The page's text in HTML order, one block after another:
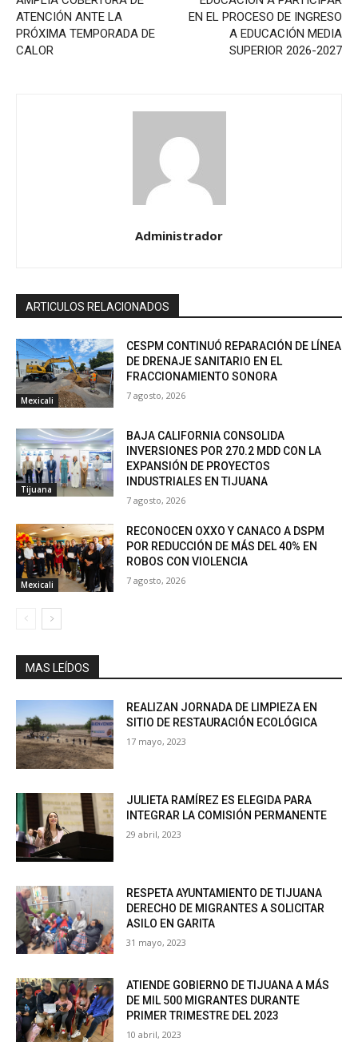
ATENCIÓN ANTE LA
PRÓXIMA TEMPORADA DE
CALOR
EN EL PROCESO DE INGRESO
A EDUCACIÓN MEDIA
SUPERIOR 2026-2027
Administrador
ARTICULOS RELACIONADOS
Mexicali
CESPM CONTINUÓ REPARACIÓN DE LÍNEA
DE DRENAJE SANITARIO EN EL
FRACCIONAMIENTO SONORA
7 agosto, 2026
Tijuana
BAJA CALIFORNIA CONSOLIDA
INVERSIONES POR 270.2 MDD CON LA
EXPANSIÓN DE PROYECTOS
INDUSTRIALES EN TIJUANA
7 agosto, 2026
Mexicali
RECONOCEN OXXO Y CANACO A DSPM
POR REDUCCIÓN DE MÁS DEL 40% EN
ROBOS CON VIOLENCIA
7 agosto, 2026
MAS LEÍDOS
REALIZAN JORNADA DE LIMPIEZA EN
SITIO DE RESTAURACIÓN ECOLÓGICA
17 mayo, 2023
JULIETA RAMÍREZ ES ELEGIDA PARA
INTEGRAR LA COMISIÓN PERMANENTE
29 abril, 2023
RESPETA AYUNTAMIENTO DE TIJUANA
DERECHO DE MIGRANTES A SOLICITAR
ASILO EN GARITA
31 mayo, 2023
ATIENDE GOBIERNO DE TIJUANA A MÁS
DE MIL 500 MIGRANTES DURANTE
PRIMER TRIMESTRE DEL 2023
10 abril, 2023